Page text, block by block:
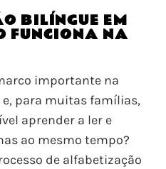
BILÍNGUE EM
FUNCIONA NA
importante na
para muitas famílias,
aprender a ler e
ao mesmo tempo?
de alfabetização